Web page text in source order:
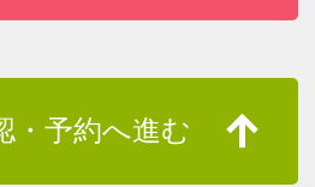
・予約へ進む